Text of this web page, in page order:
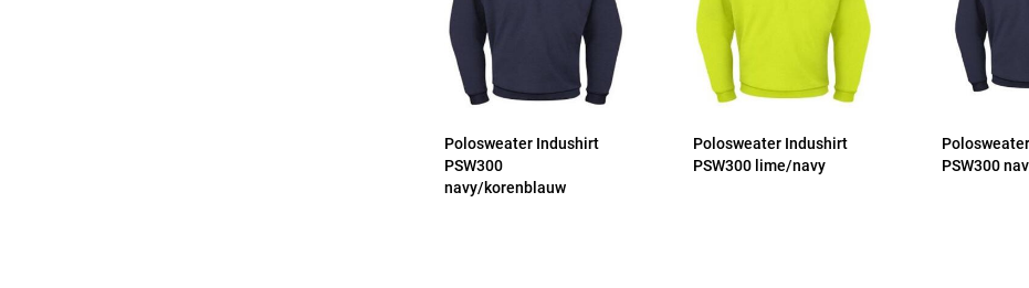
Polosweater Indushirt
PSW300
navy/korenblauw
Polosweater Indushirt
PSW300 lime/navy
PSW300